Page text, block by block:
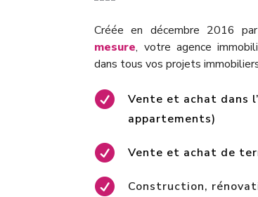
Créée en décembre 2016
mesure, votre agence
dans tous vos projets

Vente et achat dans
appartements)
 Vente et achat de

Construction,